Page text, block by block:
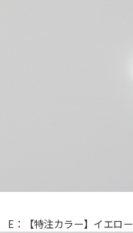
E：【特注カラー】イエロー